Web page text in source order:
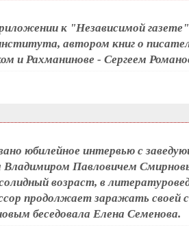
к "Независимой газете"
автором книг о
и Рахманинове - Сергеем
юбилейное интервью с
Владимиром Павловичем
возраст, в
продолжает заражать своей
беседовала Елена Семенова.